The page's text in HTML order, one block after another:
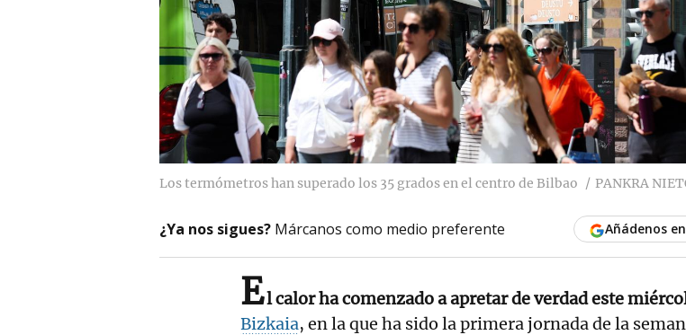
Los termómetros han superado los 35 grados en el centro de Bilbao PANKRA
¿Ya nos sigues? Márcanos como medio preferente Añádenos
El calor ha comenzado a apretar de verdad este
Bizkaia, en la que ha sido la primera jornada de la